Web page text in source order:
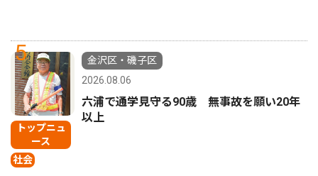
5
トップニュ
ース
社会
金沢区・磯子区
2026.08.06
六浦で通学見守る90歳 無事故を願い20年
以上